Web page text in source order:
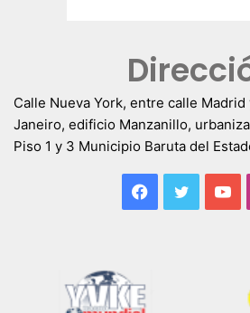
Calle Nueva York, entre calle Madrid
Janeiro, edificio Manzanillo,
Piso 1 y 3 Municipio Baruta del
Facebook
Twitter